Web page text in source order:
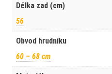
Délka zad (cm)
56
Obvod hrudníku
60 – 68 cm